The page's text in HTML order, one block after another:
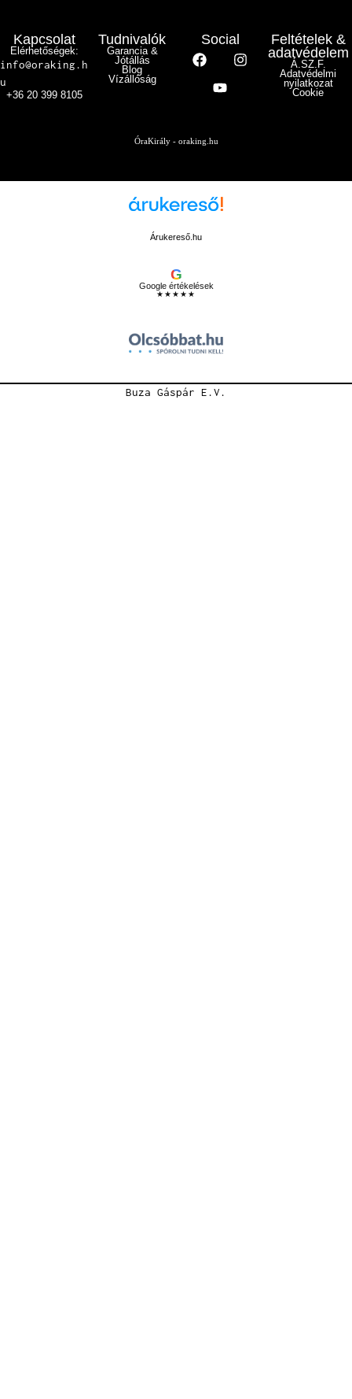
Kapcsolat
Elérhetőségek:
info@oraking.h
u
+36 20 399 8105
Tudnivalók
Garancia &
Jótállás
Blog
Vízállóság
Social
Feltételek &
adatvédelem
Á.SZ.F.
Adatvédelmi
nyilatkozat
Cookie
ÓraKirály - oraking.hu
Árukereső.hu
G
Google értékelések
★★★★★
Buza Gáspár E.V.